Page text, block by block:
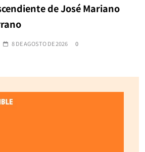
de José Mariano
8 DE AGOSTO DE 2026 0